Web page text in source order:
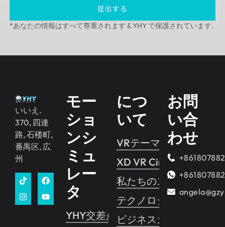
提出する
*あなたの情報はすべて尊重されます & YHY で保護されています.
いいえ.
370, 四連
路, 石楼町,
番禺区, 広
州
モー
ショ
ンシ
ミュ
レー
タ
YHY交差点 2
につ
いて
VRテーマパーク
XD VR Cinema
私たちのストーリー
テクノロジー
ビジネスガイド
お問
い合
わせ